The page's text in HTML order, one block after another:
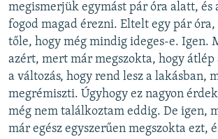
megismerjük egymást pár óra alatt, és
fogod magad érezni. Eltelt egy pár
tőle, hogy még mindig ideges-e. Igen.
azért, mert már megszokta, hogy átlép
a változás, hogy rend lesz a lakásban,
megrémiszti. Úgyhogy ez nagyon
még nem találkoztam eddig. De igen,
már egész egyszerűen megszokta ezt,